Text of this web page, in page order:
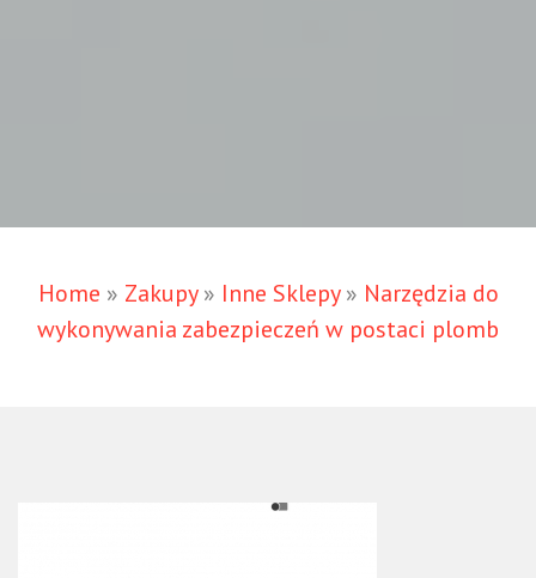
Home » Zakupy» Inne Sklepy» Narzędzia do
wykonywania zabezpieczeń w postaci plomb